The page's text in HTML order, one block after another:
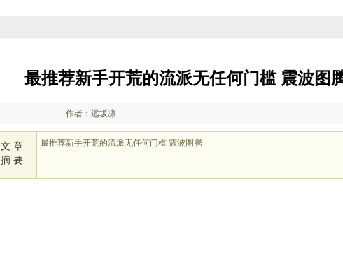
最推荐新手开荒的流派无任何门槛 震波图
作者：远坂凛
文 章
摘 要
最推荐新手开荒的流派无任何门槛 震波图腾